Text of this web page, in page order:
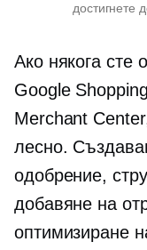
достигнете
Ако някога сте
Google
Merchant
лесно.
одобрение,
добавяне на
оптимизиране